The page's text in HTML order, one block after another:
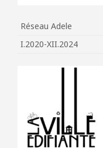
Réseau Adele
I.2020-XII.2024